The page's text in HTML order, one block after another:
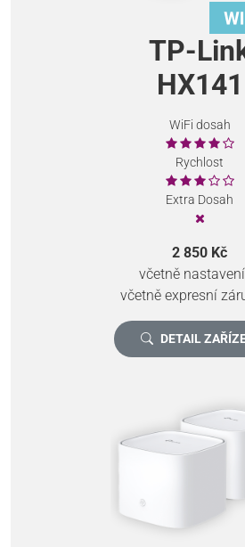
TP-
HX141
WiFi dosah
Rychlost
Extra Dosah
2 850 Kč
včetně nastavení
včetně expresní
DETAIL